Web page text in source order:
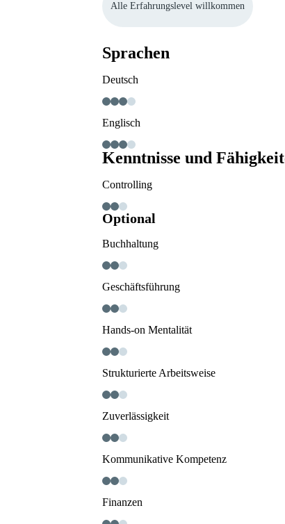
Alle Erfahrungslevel willkommen
Sprachen
Deutsch
Englisch
Kenntnisse und
Controlling
Optional
Buchhaltung
Geschäftsführung
Hands-on Mentalität
Strukturierte Arbeitsweise
Zuverlässigkeit
Kommunikative Kompetenz
Finanzen